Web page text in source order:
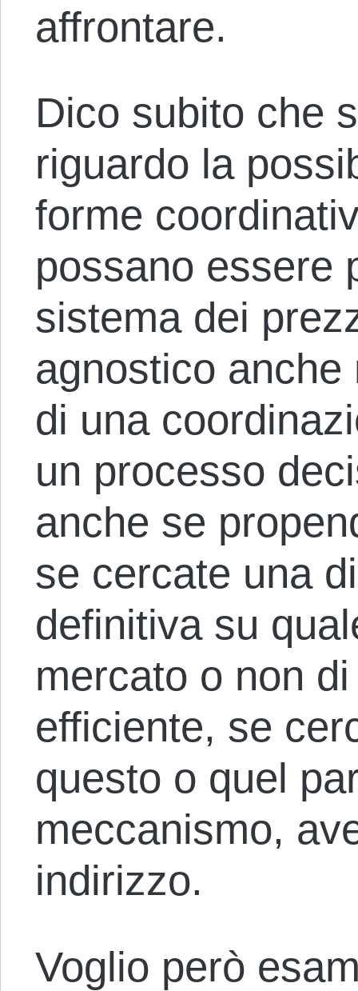
affrontare.
Dico subito che
riguardo la
forme
possano essere
sistema dei
agnostico anche
di una
un processo
anche se
se cercate una
definitiva su
mercato o non
efficiente, se
questo o quel
meccanismo,
indirizzo.
Voglio però